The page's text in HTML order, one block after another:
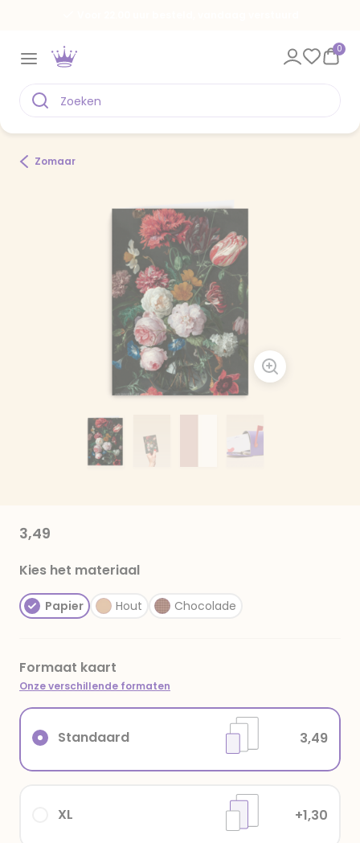
0
Zomaar
3,49
Kies het materiaal
Papier Hout Chocolade
Formaat kaart
Onze verschillende formaten
XL +1,30
Standaard 3,49